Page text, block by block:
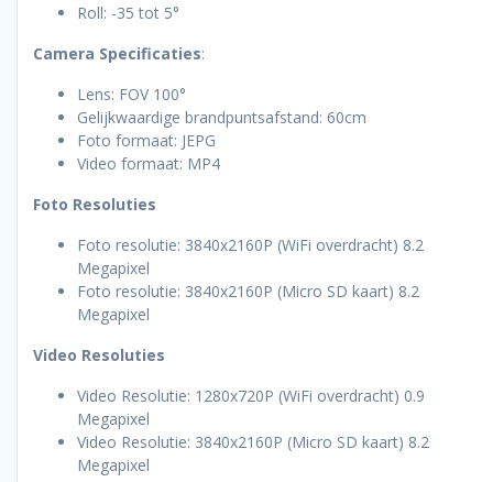
Roll: -35 tot 5°
Camera Specificaties:
Lens: FOV 100°
Gelijkwaardige brandpuntsafstand: 60cm
Foto formaat: JEPG
Video formaat: MP4
Foto Resoluties
Foto resolutie: 3840x2160P (WiFi overdracht) 8.2
Megapixel
Foto resolutie: 3840x2160P (Micro SD kaart) 8.2
Megapixel
Video Resoluties
Video Resolutie: 1280x720P (WiFi overdracht) 0.9
Megapixel
Video Resolutie: 3840x2160P (Micro SD kaart) 8.2
Megapixel